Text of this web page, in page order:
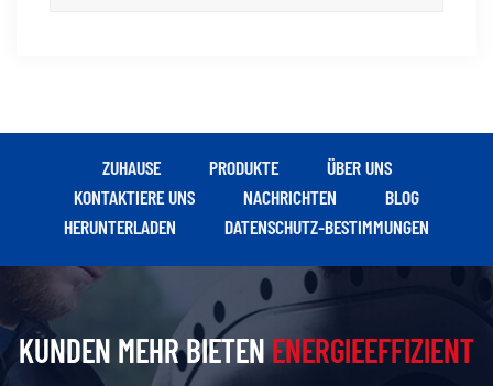
ZUHAUSE PRODUKTE
ÜBER UNS
KONTAKTIERE UNS
NACHRICHTEN
BLOG
HERUNTERLADEN
DATENSCHUTZ-BESTIMMUNGEN
KUNDEN MEHR BIETENENERGIEEFFIZIENT